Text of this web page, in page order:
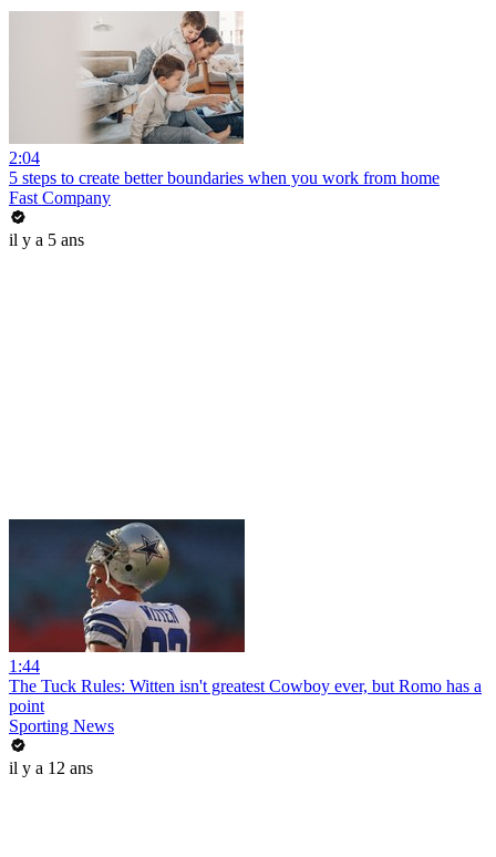
2:04
5 steps to create better boundaries when you work from home
Fast Company
il y a 5 ans
1:44
The Tuck Rules: Witten isn't greatest Cowboy ever, but Romo has a
point
Sporting News
il y a 12 ans